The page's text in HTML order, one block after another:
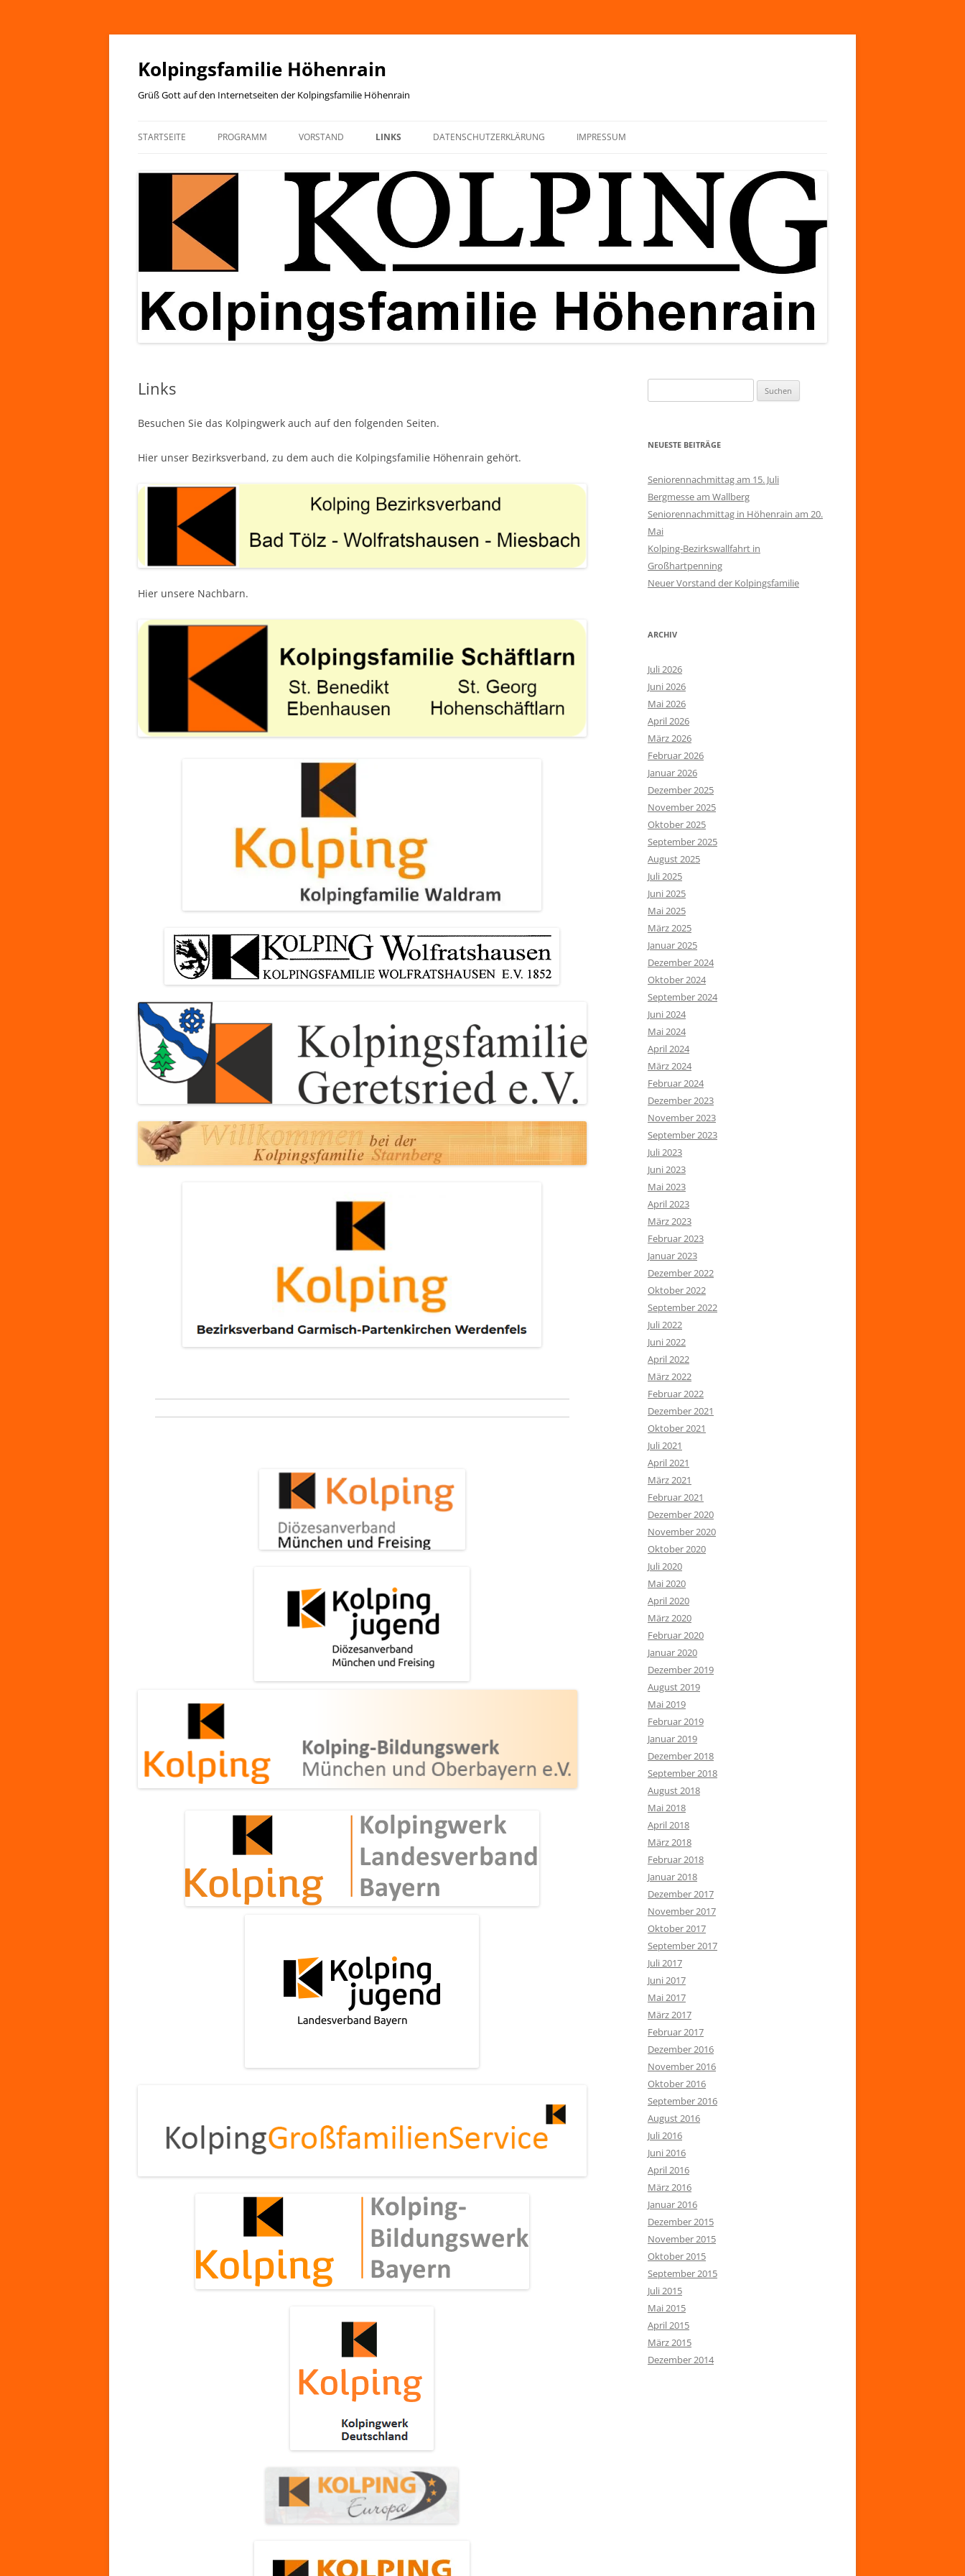
Zum
springen
Kolpingsfamilie Höhenrain
Grüß Gott auf den Internetseiten der Kolpingsfamilie Höhenrain
STARTSEITE PROGRAMM VORSTAND LINKS DATENSCHUTZERKLÄRUNG IMPRESSUM
Links
Besuchen Sie das Kolpingwerk auch auf den folgenden Seiten.
Hier unser Bezirksverband, zu dem auch die Kolpingsfamilie Höhenrain gehört.
Hier unsere Nachbarn.
nach:
NEUESTE BEITRÄGE
Seniorennachmittag am 15. Juli
Bergmesse am Wallberg
Seniorennachmittag in Höhenrain am 20.
Mai
Kolping-Bezirkswallfahrt in
Großhartpenning
Neuer Vorstand der Kolpingsfamilie
ARCHIV
Juli 2026
Juni 2026
Mai 2026
April 2026
März 2026
Februar 2026
Januar 2026
Dezember 2025
November 2025
Oktober 2025
September 2025
August 2025
Juli 2025
Juni 2025
Mai 2025
März 2025
Januar 2025
Dezember 2024
Oktober 2024
September 2024
Juni 2024
Mai 2024
April 2024
März 2024
Februar 2024
Dezember 2023
November 2023
September 2023
Juli 2023
Juni 2023
Mai 2023
April 2023
März 2023
Februar 2023
Januar 2023
Dezember 2022
Oktober 2022
September 2022
Juli 2022
Juni 2022
April 2022
März 2022
Februar 2022
Dezember 2021
Oktober 2021
Juli 2021
April 2021
März 2021
Februar 2021
Dezember 2020
November 2020
Oktober 2020
Juli 2020
Mai 2020
April 2020
März 2020
Februar 2020
Januar 2020
Dezember 2019
August 2019
Mai 2019
Februar 2019
Januar 2019
Dezember 2018
September 2018
August 2018
Mai 2018
April 2018
März 2018
Februar 2018
Januar 2018
Dezember 2017
November 2017
Oktober 2017
September 2017
Juli 2017
Juni 2017
Mai 2017
März 2017
Februar 2017
Dezember 2016
November 2016
Oktober 2016
September 2016
August 2016
Juli 2016
Juni 2016
April 2016
März 2016
Januar 2016
Dezember 2015
November 2015
Oktober 2015
September 2015
Juli 2015
Mai 2015
April 2015
März 2015
Dezember 2014